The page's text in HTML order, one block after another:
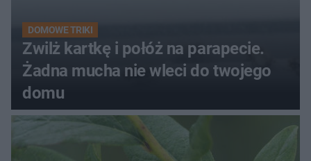
DOMOWE TRIKI
Zwilż kartkę i połóż na parapecie.
Żadna mucha nie wleci do twojego
domu